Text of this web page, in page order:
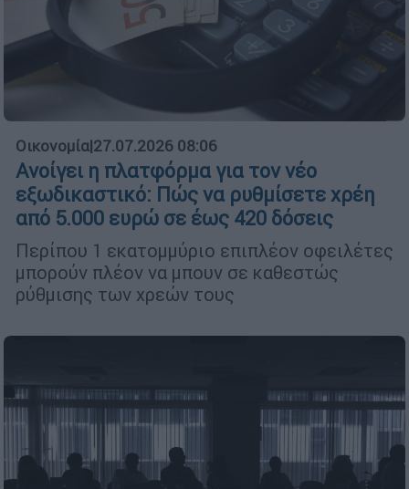
Οικονομία|27.07.2026 08:06
Ανοίγει η πλατφόρμα για τον νέο
εξωδικαστικό: Πώς να ρυθμίσετε χρέη
από 5.000 ευρώ σε έως 420 δόσεις
Περίπου 1 εκατομμύριο επιπλέον οφειλέτες
μπορούν πλέον να μπουν σε καθεστώς
ρύθμισης των χρεών τους